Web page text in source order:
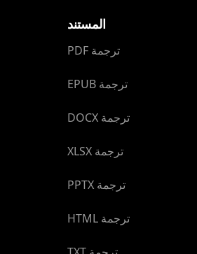
المستند
PDF ترجمة
EPUB ترجمة
DOCX ترجمة
XLSX ترجمة
PPTX ترجمة
HTML ترجمة